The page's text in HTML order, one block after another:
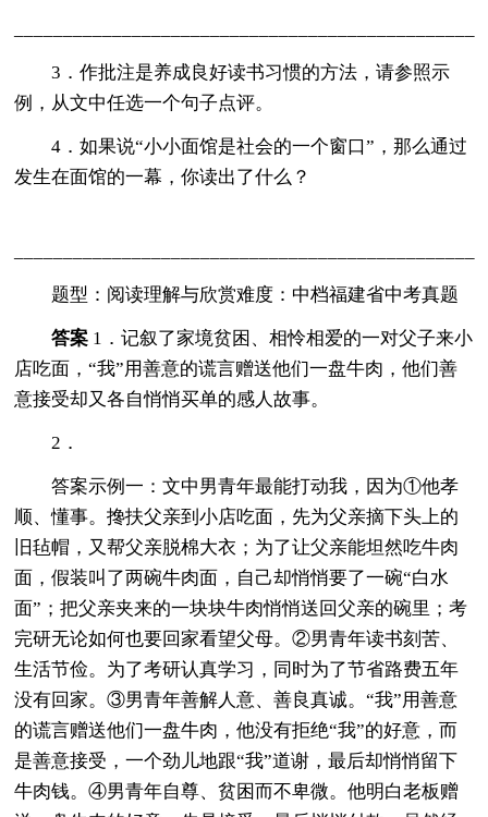
3．作批注是养成良好读书习惯的方法，请参照示
例，从文中任选一个句子点评。
4．如果说“小小面馆是社会的一个窗口”，那么通过
发生在面馆的一幕，你读出了什么？
题型：阅读理解与欣赏难度：中档福建省中考真题
答案 1．记叙了家境贫困、相怜相爱的一对父子来小
店吃面，“我”用善意的谎言赠送他们一盘牛肉，他们善
意接受却又各自悄悄买单的感人故事。
2．
答案示例一：文中男青年最能打动我，因为①他孝
顺、懂事。搀扶父亲到小店吃面，先为父亲摘下头上的
旧毡帽，又帮父亲脱棉大衣；为了让父亲能坦然吃牛肉
面，假装叫了两碗牛肉面，自己却悄悄要了一碗“白水
面”；把父亲夹来的一块块牛肉悄悄送回父亲的碗里；考
完研无论如何也要回家看望父母。②男青年读书刻苦、
生活节俭。为了考研认真学习，同时为了节省路费五年
没有回家。③男青年善解人意、善良真诚。“我”用善意
的谎言赠送他们一盘牛肉，他没有拒绝“我”的好意，而
是善意接受，一个劲儿地跟“我”道谢，最后却悄悄留下
牛肉钱。④男青年自尊、贫困而不卑微。他明白老板赠